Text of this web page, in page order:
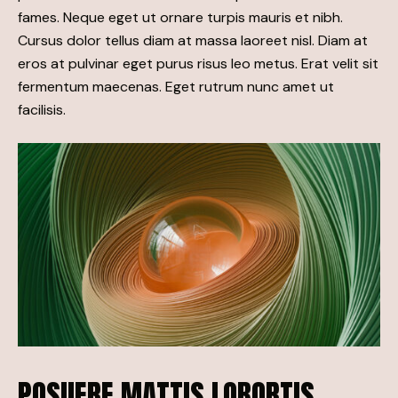
fames. Neque eget ut ornare turpis mauris et nibh.
Cursus dolor tellus diam at massa laoreet nisl. Diam at
eros at pulvinar eget purus risus leo metus. Erat velit sit
fermentum maecenas. Eget rutrum nunc amet ut
facilisis.